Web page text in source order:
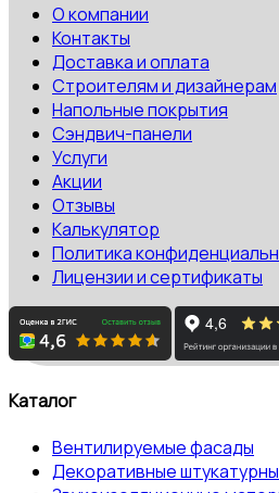
О компании
Контакты
Доставка и оплата
Строителям и дизайнерам
Напольные покрытия
Сэндвич-панели
Услуги
Акции
Отзывы
Калькулятор
Политика
Лицензии и сертификаты
Каталог
Вентилируемые фасады
Декоративные